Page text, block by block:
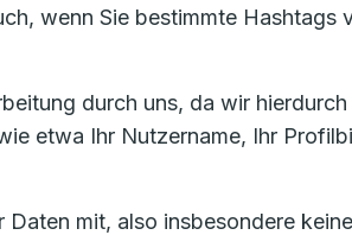
wenn Sie bestimmte Hashtags
durch uns, da wir
etwa Ihr Nutzername, Ihr
mit, also insbesondere